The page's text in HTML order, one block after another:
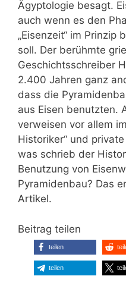
Ägyptologie besagt.
auch wenn es den
„Eisenzeit“ im Prinzip
soll. Der berühmte
Geschichtsschreiber
2.400 Jahren ganz
dass die
aus Eisen benutzten.
verweisen vor allem
Historiker“ und
was schrieb der
Benutzung von
Pyramidenbau? Das
Artikel.
Beitrag teilen
teilen
teilen